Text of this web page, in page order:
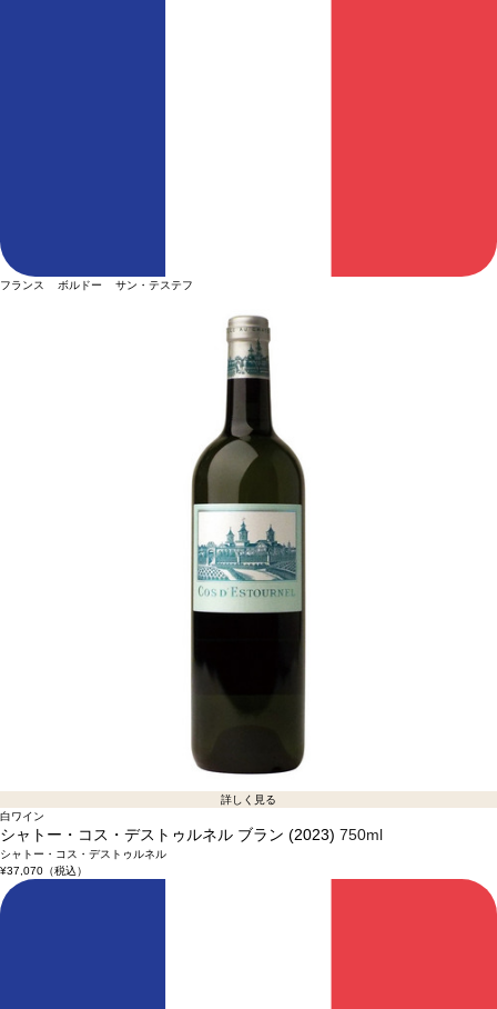
フランス ボルドー サン・テステフ
詳しく見る
白ワイン
シャトー・コス・デストゥルネル ブラン (2023) 750ml
シャトー・コス・デストゥルネル
¥37,070（税込）